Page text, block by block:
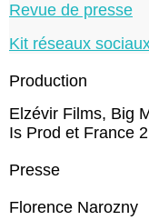
Revue de presse
Kit réseaux
Production
Elzévir Films, Big
Is Prod et France
Presse
Florence Narozny